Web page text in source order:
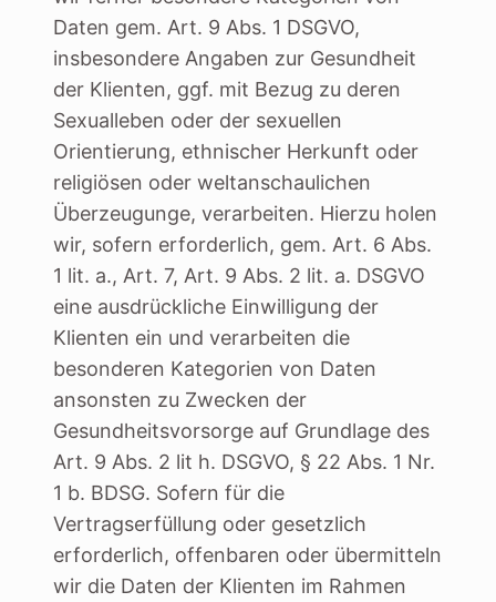
Daten gem. Art. 9 Abs. 1 DSGVO,
insbesondere Angaben zur Gesundheit
der Klienten, ggf. mit Bezug zu deren
Sexualleben oder der sexuellen
Orientierung, ethnischer Herkunft oder
religiösen oder weltanschaulichen
Überzeugunge, verarbeiten. Hierzu holen
wir, sofern erforderlich, gem. Art. 6 Abs.
1 lit. a., Art. 7, Art. 9 Abs. 2 lit. a. DSGVO
eine ausdrückliche Einwilligung der
Klienten ein und verarbeiten die
besonderen Kategorien von Daten
ansonsten zu Zwecken der
Gesundheitsvorsorge auf Grundlage des
Art. 9 Abs. 2 lit h. DSGVO, § 22 Abs. 1 Nr.
1 b. BDSG. Sofern für die
Vertragserfüllung oder gesetzlich
erforderlich, offenbaren oder übermitteln
wir die Daten der Klienten im Rahmen